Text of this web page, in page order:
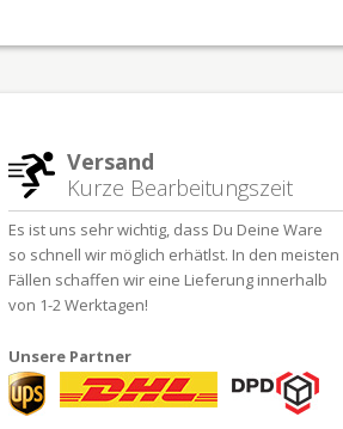
Versand
Kurze Bearbeitungszeit
Es ist uns sehr wichtig, dass Du Deine Ware
so schnell wir möglich erhätlst. In den meisten
Fällen schaffen wir eine Lieferung innerhalb
von 1-2 Werktagen!
Unsere Partner